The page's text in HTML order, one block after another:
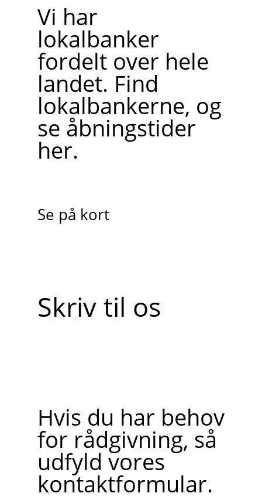
Vi har
lokalbanker
fordelt over hele
landet. Find
lokalbankerne, og
se åbningstider
her.
Se på kort
Skriv til os
Hvis du har behov
for rådgivning, så
udfyld vores
kontaktformular.